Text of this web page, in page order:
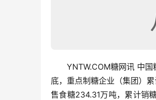
YNTW.COM糖网讯 中
底，重点制糖企业（集团）
售食糖234.31万吨，累计销